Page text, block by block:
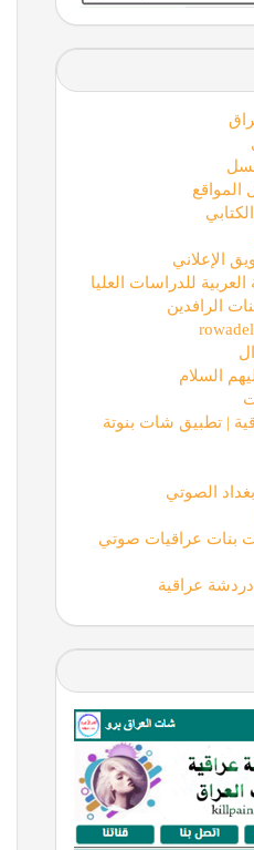
الإعلاني
للدراسات العليا
الرافدين
السلام
| تطبيق شات بنوتة
الصوتي
بنات عراقيات صوتي
عراقية